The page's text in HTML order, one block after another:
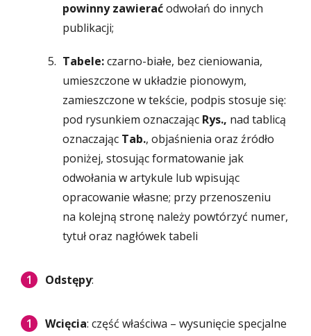
powinny zawieraćodwołań do innych
publikacji;
Tabele:czarno-białe, bez cieniowania,
umieszczone w układzie pionowym,
zamieszczone w tekście, podpis stosuje się:
pod rysunkiem oznaczając Rys., nad tablicą
oznaczając Tab., objaśnienia oraz źródło
poniżej, stosując formatowanie jak
odwołania w artykule lub wpisując
opracowanie własne; przy przenoszeniu
na kolejną stronę należy powtórzyć numer,
tytuł oraz nagłówek tabeli
Odstępy:
Wcięcia: część właściwa – wysunięcie specjalne